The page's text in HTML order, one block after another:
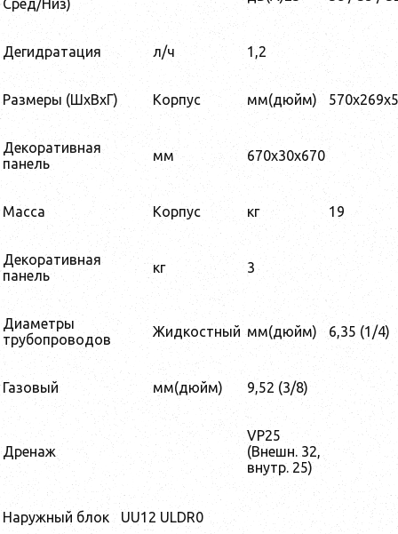
Сред/Низ)
Дегидратация л/ч 1,2
Размеры (ШxВxГ) Корпус мм(дюйм)
Декоративная
панель
мм 670x30x670
Масса Корпус кг 19
Декоративная
панель
кг 3
Диаметры
трубопроводов
Жидкостный мм(дюйм) 6,35 (1/4)
Газовый мм(дюйм) 9,52 (3/8)
Дренаж
VP25
(Внешн. 32,
внутр. 25)
Наружный блок UU12 ULDR0